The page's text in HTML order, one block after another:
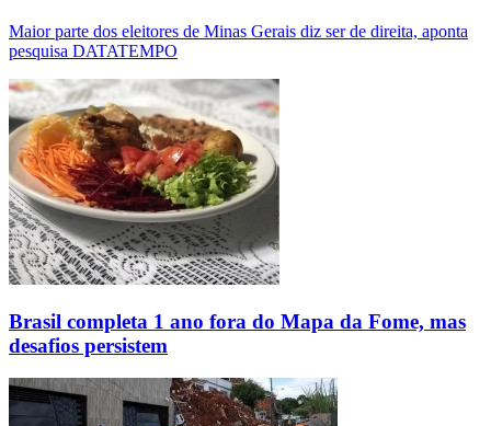
Maior parte dos eleitores de Minas Gerais diz ser de direita, aponta
pesquisa DATATEMPO
Brasil completa 1 ano fora do Mapa da Fome, mas
desafios persistem